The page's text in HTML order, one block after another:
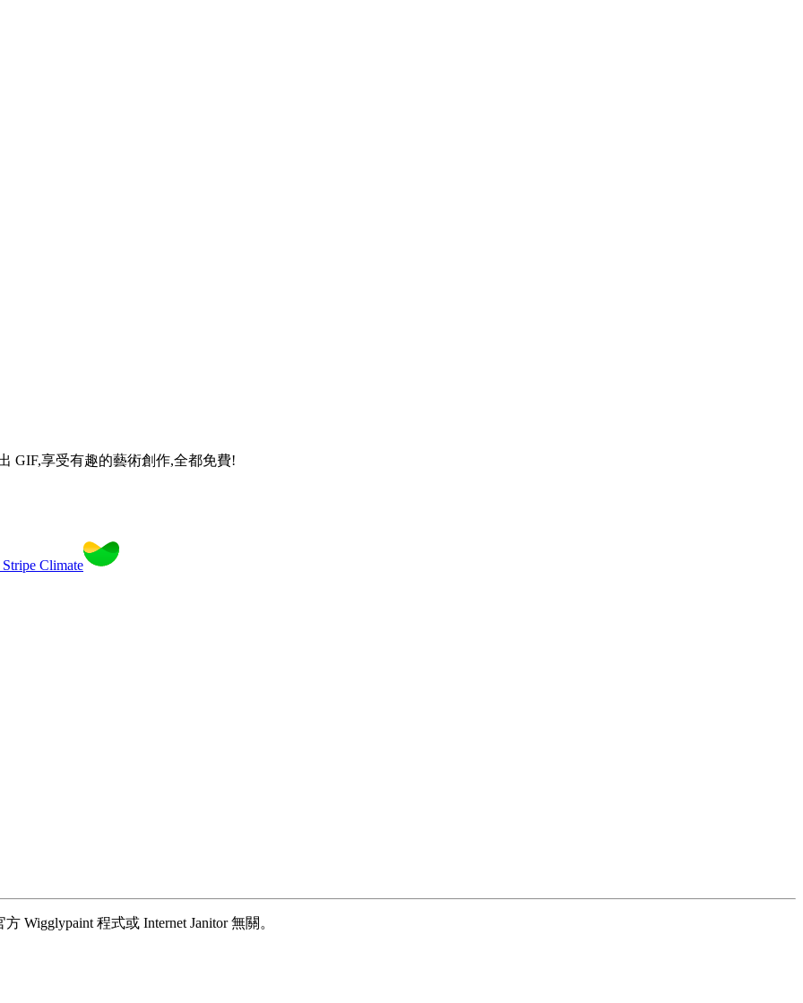
GIF,享受有趣的藝術創作,全都免費!
Climate
Wigglypaint 程式或 Internet Janitor 無關。